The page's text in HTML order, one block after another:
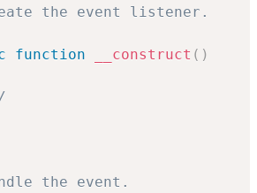
the event listener.
function __construct ( )
the event.